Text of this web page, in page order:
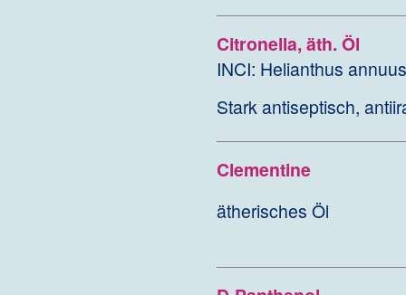
Citronella, äth. Öl
INCI: Helianthus annuus
Stark antiseptisch,
Clementine
ätherisches Öl